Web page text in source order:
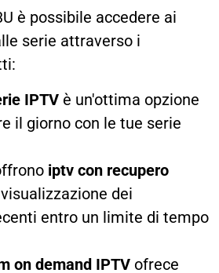
è possibile accedere ai
serie attraverso i
IPTV è un'ottima opzione
il giorno con le tue serie
iptv con recupero
dei
entro un limite di tempo
on demand IPTV ofrece